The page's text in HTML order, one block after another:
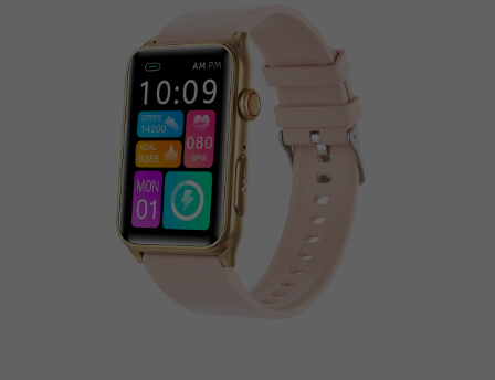
kizárólag személyes használatra szolgál, és nem használható orvosi
diagnózis felállításához, orvosi kezelés eszközeként, gyógyszer-adagoláshoz,
vagy bármilyen más egészségügyi célra.